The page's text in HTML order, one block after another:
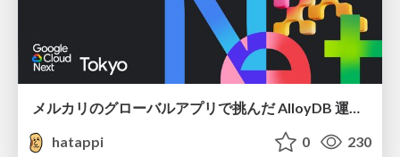
メルカリのグローバルアプリで挑んだ AlloyDB 運用と課題解決の実践記
hatappi
0 230